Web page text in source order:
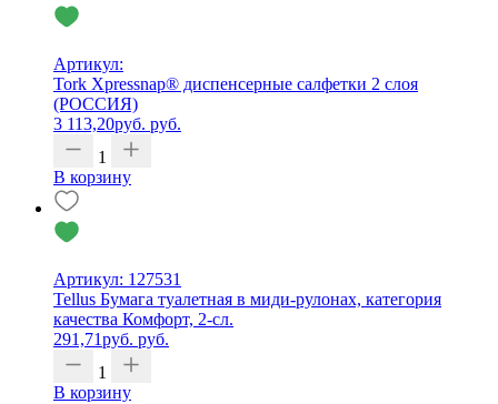
Артикул:
Tork Xpressnap® диспенсерные салфетки 2 слоя
(РОССИЯ)
3 113,20руб. руб.
1
В корзину
Артикул: 127531
Tellus Бумага туалетная в миди-рулонах, категория
качества Комфорт, 2-сл.
291,71руб. руб.
1
В корзину